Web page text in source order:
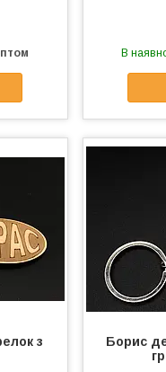
В
з
Борис